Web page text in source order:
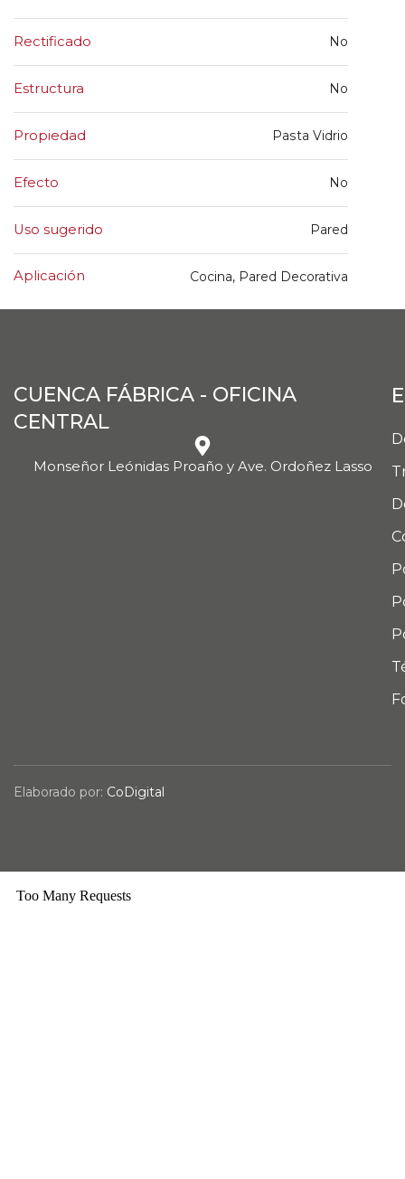
Rectificado No
Estructura No
Propiedad Pasta Vidrio
Efecto No
Uso sugerido Pared
Aplicación Cocina, Pared Decorativa
CUENCA FÁBRICA - OFICINA
CENTRAL
Monseñor Leónidas Proaño y Ave. Ordoñez Lasso
Elaborado por: CoDigital